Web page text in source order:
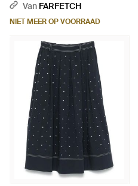
Van FARFETCH
NIET MEER OP VOORRAAD